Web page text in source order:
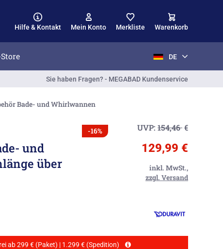
Hilfe & Kontakt Mein Konto Merkliste Warenkorb
DE
Sie haben Fragen? - MEGABAD Kundenservice
Bade- und Whirlwannen
und
über
-16% UVP: 154,46€
129,99 €
inkl. MwSt.,
zzgl. Versand
ab 299 € (Paket) | 1.299 € (Spedition)